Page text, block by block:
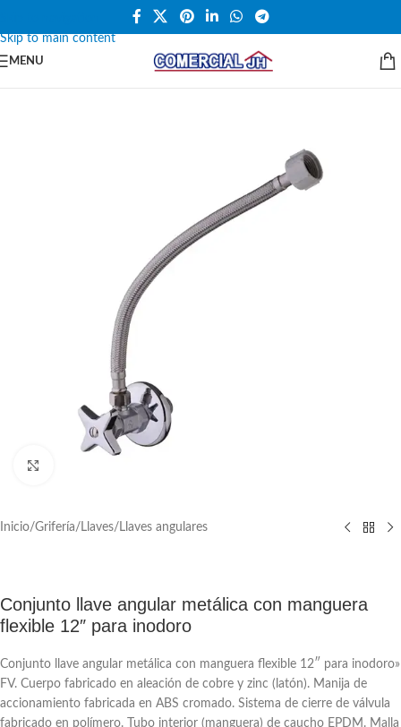
Skip to main content
MENU
Inicio/Grifería/ Llaves/ Llaves angulares
Conjunto llave angular metálica con manguera
flexible 12″ para inodoro
Conjunto llave angular metálica con manguera flexible 12″ para inodoro»
FV. Cuerpo fabricado en aleación de cobre y zinc (latón). Manija de
accionamiento fabricada en ABS cromado. Sistema de cierre de válvula
fabricado en polímero. Tubo interior (manguera) de caucho EPDM. Malla